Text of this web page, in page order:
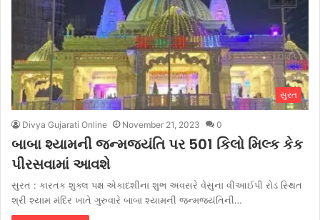
સુરત
Divya Gujarati Online November 21, 2023 0
બાબા શ્યામની જન્મજયંતિ પર 501 કિલો મિલ્ક કેક
પીરસવામાં આવશે
સુરત : કારતક શુક્લ પક્ષ એકાદશીના શુભ અવસરે વેસુના વીઆઈપી રોડ સ્થિત
શ્રી શ્યામ મંદિર ખાતે ગુરુવારે બાબા શ્યામની જન્મજયંતિની…